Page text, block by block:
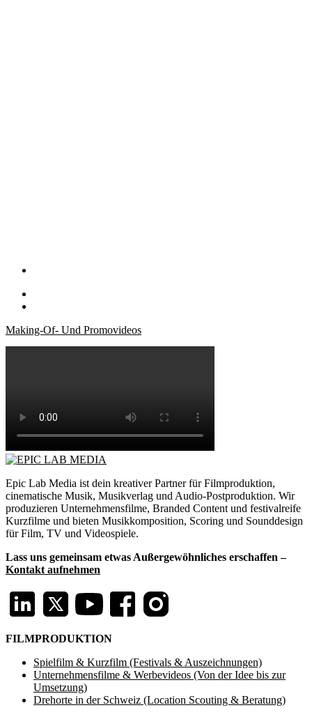
Making-Of- Und Promovideos
Epic Lab Media ist dein kreativer Partner für Filmproduktion,
cinematische Musik, Musikverlag und Audio-Postproduktion. Wir
produzieren Unternehmensfilme, Branded Content und festivalreife
Kurzfilme und bieten Musikkomposition, Scoring und Sounddesign
für Film, TV und Videospiele.
Lass uns gemeinsam etwas Außergewöhnliches erschaffen –
Kontakt aufnehmen
FILMPRODUKTION
Spielfilm & Kurzfilm (Festivals & Auszeichnungen)
Unternehmensfilme & Werbevideos (Von der Idee bis zur
Umsetzung)
Drehorte in der Schweiz (Location Scouting & Beratung)